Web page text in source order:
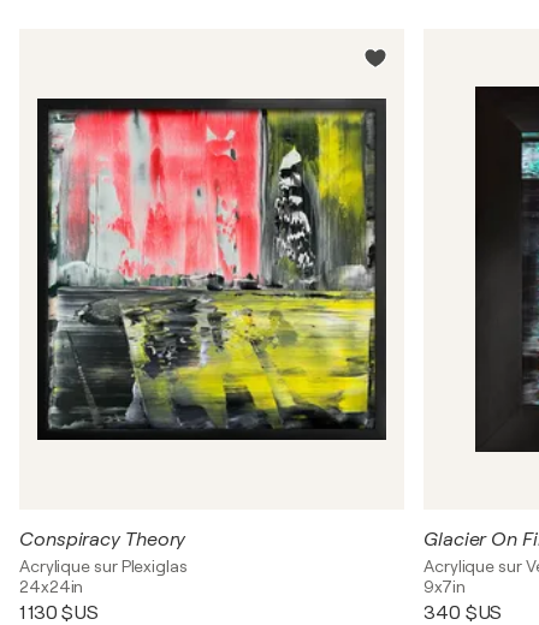
Conspiracy Theory
Acrylique sur Plexiglas
24x24in
1 130 $US
Glacier On
Acrylique sur
9x7in
340 $US